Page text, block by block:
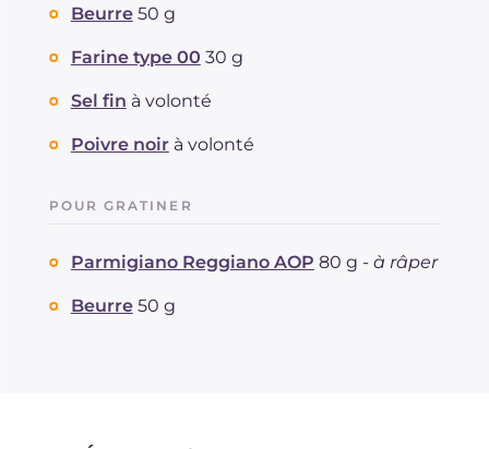
Beurre 50 g
Farine type 00 30 g
Sel fin à volonté
Poivre noir à volonté
POUR GRATINER
Parmigiano Reggiano AOP 80 g - à râper
Beurre 50 g